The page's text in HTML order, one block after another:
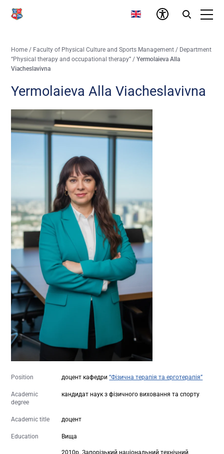
Home / Faculty of Physical Culture and Sports Management / Department
“Physical therapy and occupational therapy” /Yermolaieva Alla
Viacheslavivna
Yermolaieva Alla Viacheslavivna
Position доцент кафедри“Фізична терапія та ерготерапія”
Academic
degree
кандидат наук з фізичного виховання та спорту
Academic title доцент
Education Вища
2010р. Запорізький національний технічний